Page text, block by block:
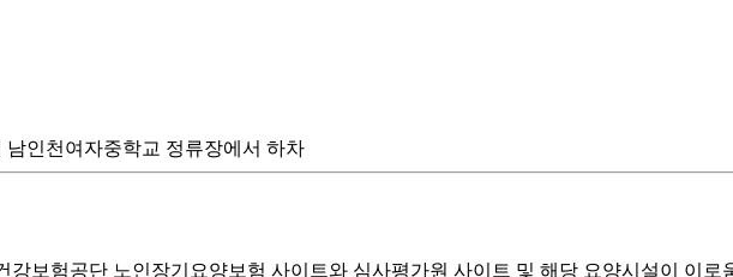
남인천여자중학교 정류장에서 하차
보험공단 노인장기요양보험 사이트와 심사평가원 사이트 및 해당 요양시설이 이